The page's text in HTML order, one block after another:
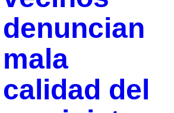
denuncian
mala
calidad del